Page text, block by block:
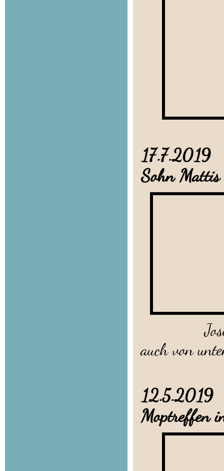
17.7.2019
Sohn Mattis
Josephin
auch von
12.5.2019
Moptreffen